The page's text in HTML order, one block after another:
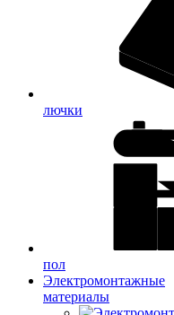
лючки
пол
Электромонтажные
материалы